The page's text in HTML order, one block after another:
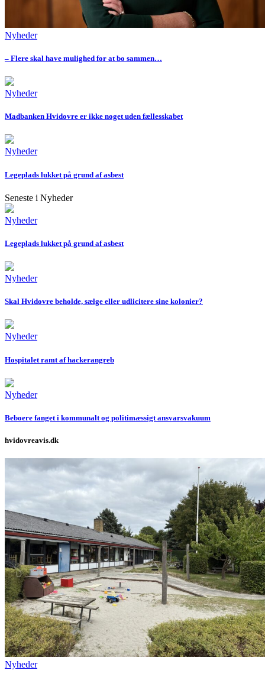
Nyheder
– Flere skal have mulighed for at bo sammen…
Nyheder
Madbanken Hvidovre er ikke noget uden fællesskabet
Nyheder
Legeplads lukket på grund af asbest
Seneste i Nyheder
Nyheder
Legeplads lukket på grund af asbest
Nyheder
Skal Hvidovre beholde, sælge eller udlicitere sine kolonier?
Nyheder
Hospitalet ramt af hackerangreb
Nyheder
Beboere fanget i kommunalt og politimæssigt ansvarsvakuum
hvidovreavis.dk
Nyheder